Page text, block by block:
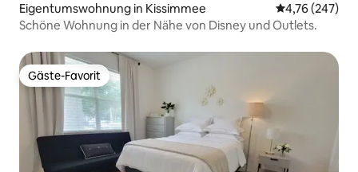
Eigentumswohnung in Kissimmee
4,76 (247)
Schöne Wohnung in der Nähe von Disney und Outlets.
Gäste-Favorit
Gäste-Favorit